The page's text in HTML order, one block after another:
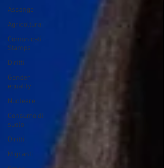
Assange
Agricoltura
Comunicati
Stampa
Diritti
Gender
equality
Nucleare
Consumo di
suolo
Diritti
Migranti